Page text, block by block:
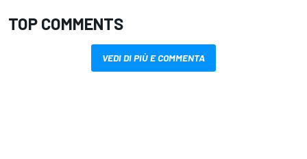
TOP COMMENTS
VEDI DI PIÙ E COMMENTA